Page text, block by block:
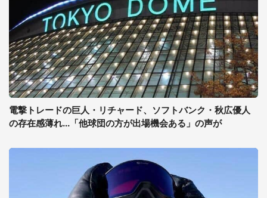
電撃トレードの巨人・リチャード、ソフトバンク・秋広優人
の存在感薄れ...「他球団の方が出場機会ある」の声が